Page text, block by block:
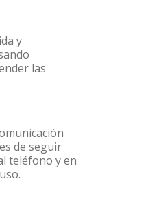
y
las
de seguir
teléfono y en